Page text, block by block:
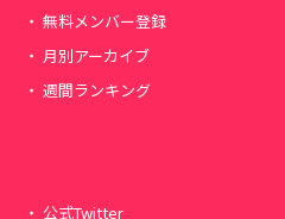
無料メンバー登録
月別アーカイブ
週間ランキング
公式Twitter